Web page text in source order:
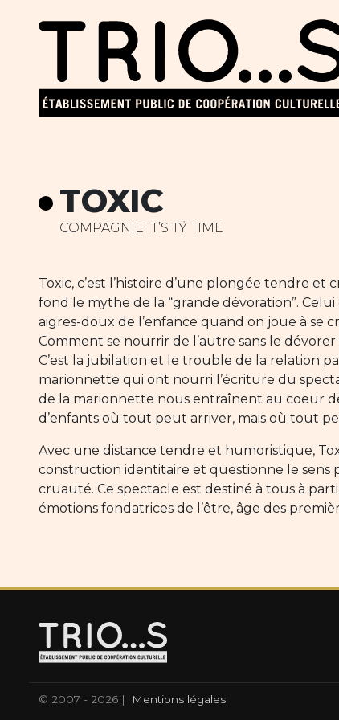
TOXIC
COMPAGNIE IT’S TŸ TIME
Toxic, c’est l’histoire d’une plongée tendre
fond le mythe de la “grande dévoration”.
aigres-doux de l’enfance quand on joue à se
Comment se nourrir de l’autre sans le
C’est la jubilation et le trouble de la relation
marionnette qui ont nourri l’écriture du
de la marionnette nous entraînent au coeur
d’enfants où tout peut arriver, mais où tout
Avec une distance tendre et humoristique,
construction identitaire et questionne le sens
cruauté. Ce spectacle est destiné à tous à
émotions fondatrices de l’être, âge des
© 2007 - 2026 | Mentions légales